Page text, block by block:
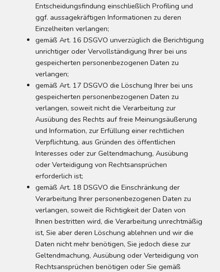
Entscheidungsfindung einschließlich Profiling und
ggf. aussagekräftigen Informationen zu deren
Einzelheiten verlangen;
gemäß Art. 16 DSGVO unverzüglich die Berichtigung
unrichtiger oder Vervollständigung Ihrer bei uns
gespeicherten personenbezogenen Daten zu
verlangen;
gemäß Art. 17 DSGVO die Löschung Ihrer bei uns
gespeicherten personenbezogenen Daten zu
verlangen, soweit nicht die Verarbeitung zur
Ausübung des Rechts auf freie Meinungsäußerung
und Information, zur Erfüllung einer rechtlichen
Verpflichtung, aus Gründen des öffentlichen
Interesses oder zur Geltendmachung, Ausübung
oder Verteidigung von Rechtsansprüchen
erforderlich ist;
gemäß Art. 18 DSGVO die Einschränkung der
Verarbeitung Ihrer personenbezogenen Daten zu
verlangen, soweit die Richtigkeit der Daten von
Ihnen bestritten wird, die Verarbeitung unrechtmäßig
ist, Sie aber deren Löschung ablehnen und wir die
Daten nicht mehr benötigen, Sie jedoch diese zur
Geltendmachung, Ausübung oder Verteidigung von
Rechtsansprüchen benötigen oder Sie gemäß